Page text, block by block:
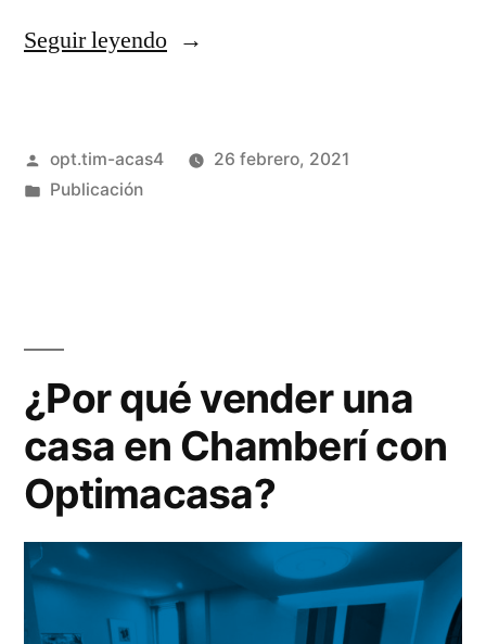
Seguir leyendo
opt.tim-acas4
26 febrero, 2021
Publicación
¿Por qué vender una
casa en Chamberí con
Optimacasa?